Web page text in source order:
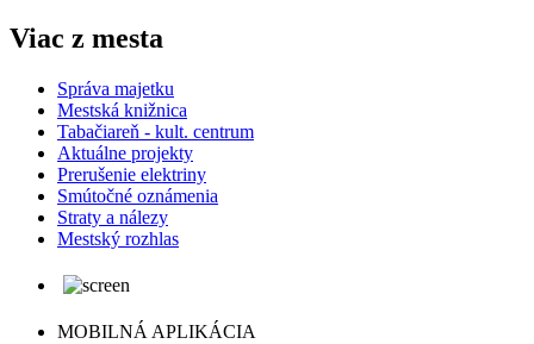
Viac z mesta
Správa majetku
Mestská knižnica
Tabačiareň - kult. centrum
Aktuálne projekty
Prerušenie elektriny
Smútočné oznámenia
Straty a nálezy
Mestský rozhlas
MOBILNÁ APLIKÁCIA